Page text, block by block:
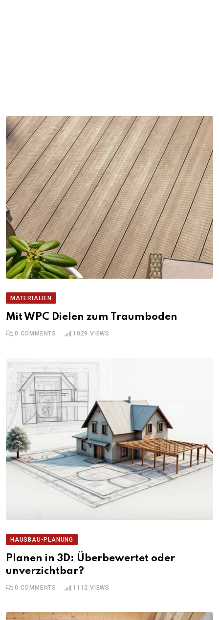
MATERIALIEN
Mit WPC Dielen zum Traumboden
0 COMMENTS 1029 VIEWS
HAUSBAU-PLANUNG
Planen in 3D: Überbewertet oder
unverzichtbar?
0 COMMENTS 1112 VIEWS